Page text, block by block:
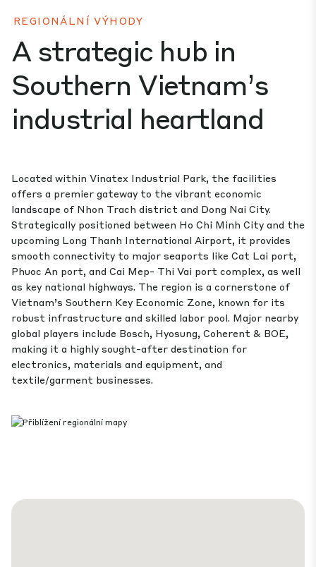
REGIONÁLNÍ VÝHODY
A strategic hub in
Southern Vietnam’s
industrial heartland
Located within Vinatex Industrial Park, the facilities
offers a premier gateway to the vibrant economic
landscape of Nhon Trach district and Dong Nai City.
Strategically positioned between Ho Chi Minh City and the
upcoming Long Thanh International Airport, it provides
smooth connectivity to major seaports like Cat Lai port,
Phuoc An port, and Cai Mep- Thi Vai port complex, as well
as key national highways. The region is a cornerstone of
Vietnam’s Southern Key Economic Zone, known for its
robust infrastructure and skilled labor pool. Major nearby
global players include Bosch, Hyosung, Coherent & BOE,
making it a highly sought-after destination for
electronics, materials and equipment, and
textile/garment businesses.